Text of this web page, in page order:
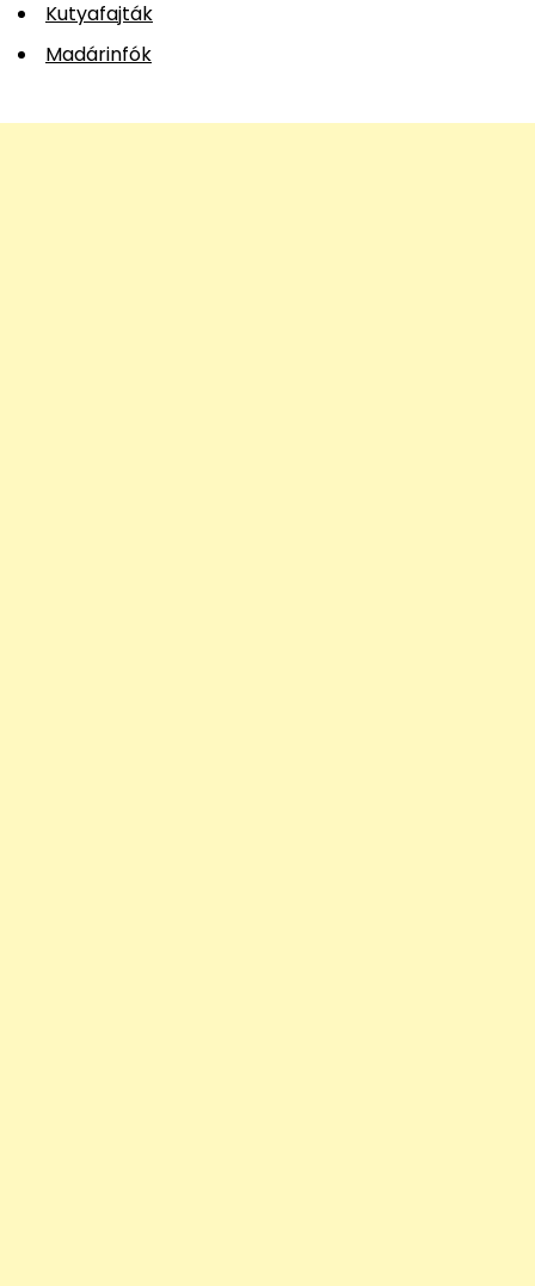
Kutyafajták
Madárinfók